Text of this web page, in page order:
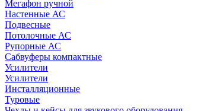
Мегафон ручной
Настенные АС
Подвесные
Потолочные АС
Рупорные АС
Сабвуферы компактные
Усилители
Усилители
Инсталляционные
Туровые